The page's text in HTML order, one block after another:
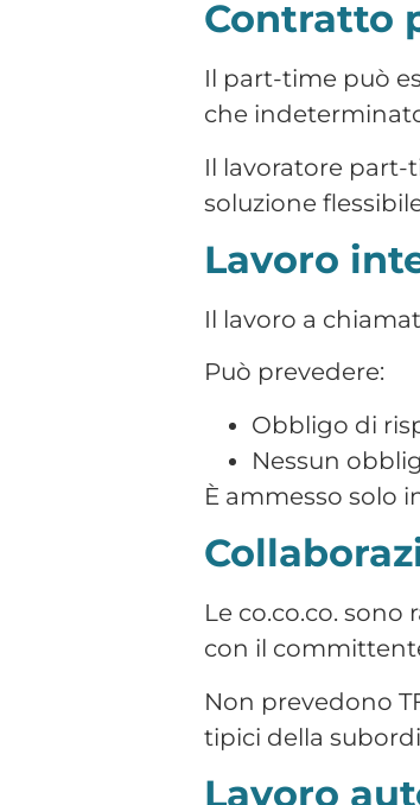
Obblighi
È fondamentale
Tabella
Le tipologie di
specifiche. La
tutela del
Contratto
Tempo
Tempo
Co.co.co.
Partita IVA